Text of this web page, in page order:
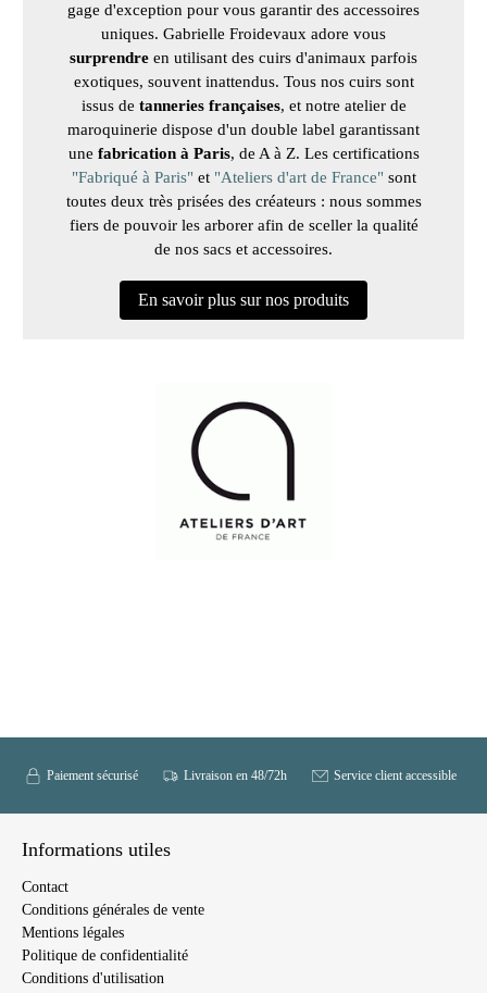
gage d'exception pour vous garantir des accessoires
uniques. Gabrielle Froidevaux adore vous
surprendre en utilisant des cuirs d'animaux parfois
exotiques, souvent inattendus. Tous nos cuirs sont
issus de tanneries françaises, et notre atelier de
maroquinerie dispose d'un double label garantissant
une fabrication à Paris, de A à Z. Les certifications
"Fabriqué à Paris" et "Ateliers d'art de France" sont
toutes deux très prisées des créateurs : nous sommes
fiers de pouvoir les arborer afin de sceller la qualité
de nos sacs et accessoires.
En savoir plus sur nos produits
Paiement sécurisé Livraison en 48/72h Service client accessible
Informations utiles
Contact
Conditions générales de vente
Mentions légales
Politique de confidentialité
Conditions d'utilisation